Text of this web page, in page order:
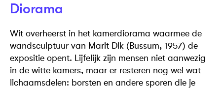
Diorama
Wit overheerst in het kamerdiorama waarmee de
wandsculptuur van Marit Dik (Bussum, 1957) de
expositie opent. Lijfelijk zijn mensen niet aanwezig
in de witte kamers, maar er resteren nog wel wat
lichaamsdelen: borsten en andere sporen die je